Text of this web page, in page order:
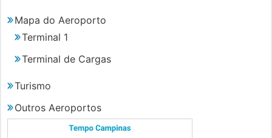
Mapa do Aeroporto
Terminal 1
Terminal de Cargas
Turismo
Outros Aeroportos